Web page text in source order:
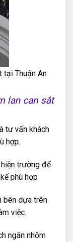
tại Thuận An
lan can sắt
tư vấn khách
hợp.
trường để
phù hợp
bên dựa trên
việc.
ngăn nhôm